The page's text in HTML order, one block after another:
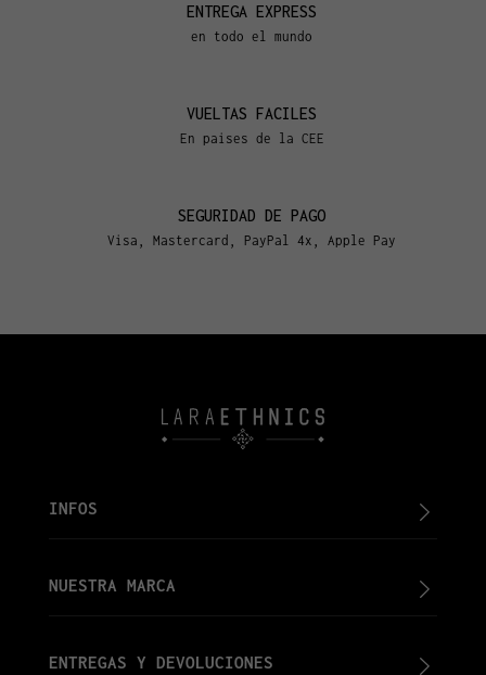
ENTREGA EXPRESS
en todo el mundo
VUELTAS FACILES
En paises de la CEE
SEGURIDAD DE PAGO
Visa, Mastercard, PayPal 4x, Apple Pay
INFOS
NUESTRA MARCA
ENTREGAS Y DEVOLUCIONES